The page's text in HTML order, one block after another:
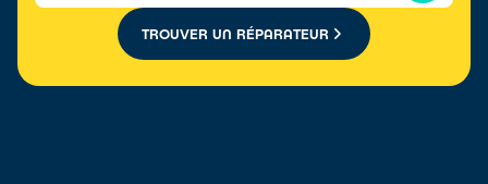
TROUVER UN RÉPARATEUR